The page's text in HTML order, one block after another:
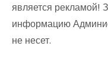
является рекламой!
информацию
не несет.